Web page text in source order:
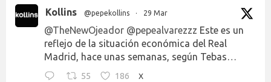
Kollins @pepekollins · 29 Mar
@TheNewOjeador @pepealvarezzz Este es un
reflejo de la situación económica del Real
Madrid, hace unas semanas, según Tebas…
55 186 X